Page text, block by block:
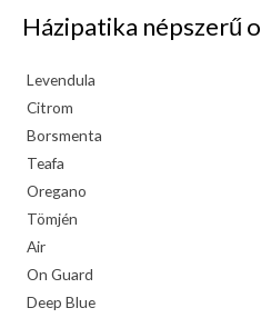
Házipatika népszerű
Levendula
Citrom
Borsmenta
Teafa
Oregano
Tömjén
Air
On Guard
Deep Blue